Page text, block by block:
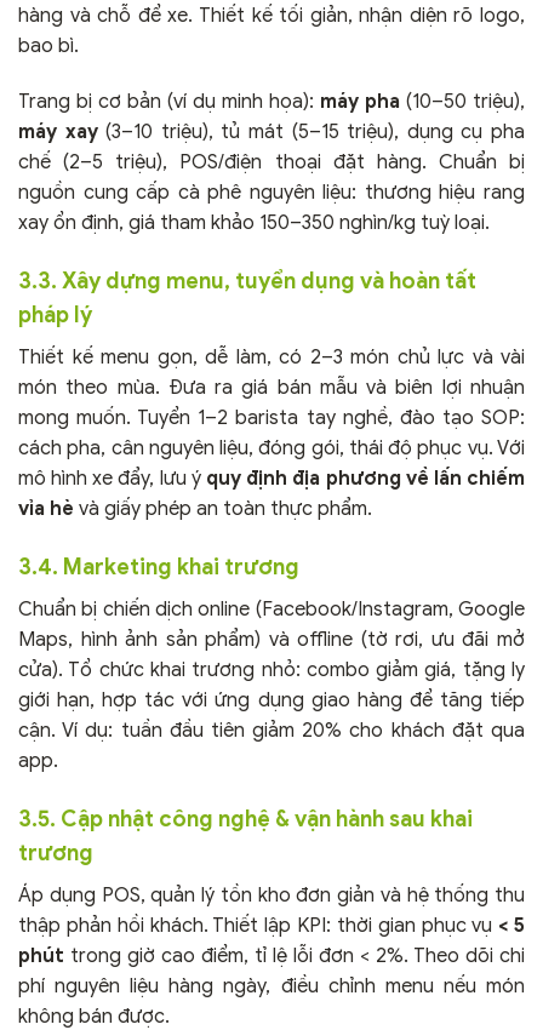
hàng và chỗ để xe. Thiết kế tối giản, nhận diện rõ logo,
bao bì.
Trang bị cơ bản (ví dụ minh họa): máy pha (10–50 triệu),
máy xay(3–10 triệu), tủ mát (5–15 triệu), dụng cụ pha
chế (2–5 triệu), POS/điện thoại đặt hàng. Chuẩn bị
nguồn cung cấp cà phê nguyên liệu: thương hiệu rang
xay ổn định, giá tham khảo 150–350 nghìn/kg tuỳ loại.
3.3. Xây dựng menu, tuyển dụng và hoàn tất
pháp lý
Thiết kế menu gọn, dễ làm, có 2–3 món chủ lực và vài
món theo mùa. Đưa ra giá bán mẫu và biên lợi nhuận
mong muốn. Tuyển 1–2 barista tay nghề, đào tạo SOP:
cách pha, cân nguyên liệu, đóng gói, thái độ phục vụ. Với
mô hình xe đẩy, lưu ý quy định địa phương về lấn chiếm
vỉa hè và giấy phép an toàn thực phẩm.
3.4. Marketing khai trương
Chuẩn bị chiến dịch online (Facebook/Instagram, Google
Maps, hình ảnh sản phẩm) và offline (tờ rơi, ưu đãi mở
cửa). Tổ chức khai trương nhỏ: combo giảm giá, tặng ly
giới hạn, hợp tác với ứng dụng giao hàng để tăng tiếp
cận. Ví dụ: tuần đầu tiên giảm 20% cho khách đặt qua
app.
3.5. Cập nhật công nghệ & vận hành sau khai
trương
Áp dụng POS, quản lý tồn kho đơn giản và hệ thống thu
thập phản hồi khách. Thiết lập KPI: thời gian phục vụ < 5
phút trong giờ cao điểm, tỉ lệ lỗi đơn < 2%. Theo dõi chi
phí nguyên liệu hàng ngày, điều chỉnh menu nếu món
không bán được.